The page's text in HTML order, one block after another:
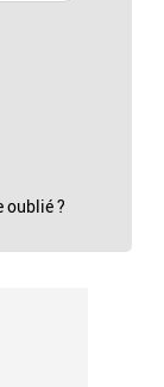
oublié ?